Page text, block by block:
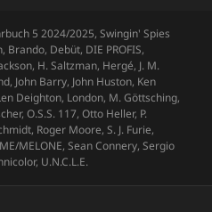
5 2024/2025,Swingin' Spies
, Brando, Debüt, DIE PROFIS,
, H. Saltzman, Hergé, J. M.
, John Barry, John Huston, Ken
Deighton, London, M. Göttsching,
,O.S.S. 117,Otto Heller, P.
, Roger Moore,S. J. Furie,
MELONE,Sean Connery,Sergio
, U.N.C.L.E.